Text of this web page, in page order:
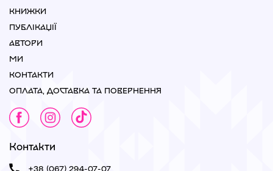
КНИЖКИ
ПУБЛІКАЦІЇ
АВТОРИ
МИ
КОНТАКТИ
ОПЛАТА, ДОСТАВКА ТА ПОВЕРНЕННЯ
Контакти
+38 (067) 294-07-07